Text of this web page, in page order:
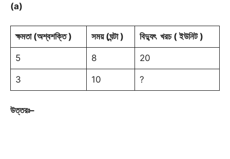
(a)
ক্ষমতা(অশ্বশক্তি) সময়(ঘন্টা) বিদ্যুৎ খরচ(ইউনিট)
5 8 20
3 10 ?
উত্তরঃ–